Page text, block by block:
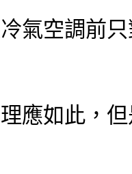
氣空調前
應如此，